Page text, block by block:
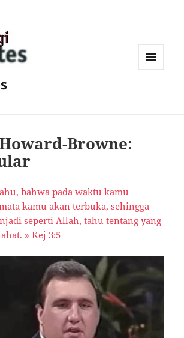
Browne:
bahwa pada waktu kamu
kamu akan terbuka, sehingga
seperti Allah, tahu tentang yang
» Kej 3:5